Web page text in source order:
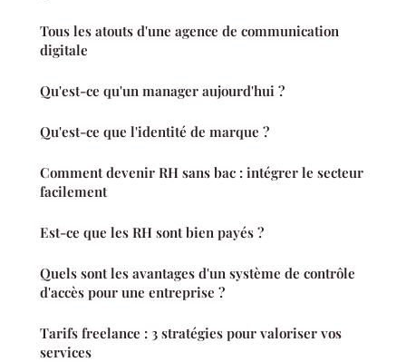
Tous les atouts d'une agence de communication
digitale
Qu'est-ce qu'un manager aujourd'hui ?
Qu'est-ce que l'identité de marque ?
Comment devenir RH sans bac : intégrer le secteur
facilement
Est-ce que les RH sont bien payés ?
Quels sont les avantages d'un système de contrôle
d'accès pour une entreprise ?
Tarifs freelance : 3 stratégies pour valoriser vos
services